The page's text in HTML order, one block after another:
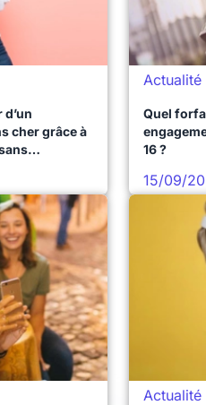
cher grâce à
Actualité
Quel
16 ?
15/09/
Actualité